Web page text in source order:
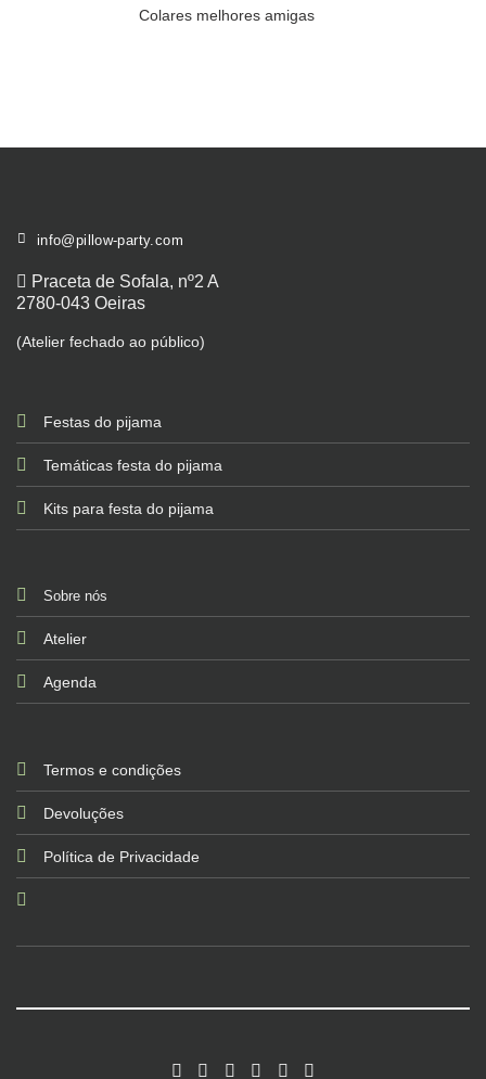
Colares melhores amigas
info@pillow-party.com
Praceta de Sofala, nº2 A
2780-043 Oeiras
(Atelier fechado ao público)
Festas do pijama
Temáticas festa do pijama
Kits para festa do pijama
Sobre nós
Atelier
Agenda
Termos e condições
Devoluções
Política de Privacidade